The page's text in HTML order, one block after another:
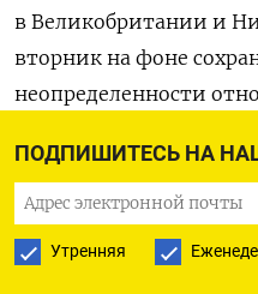
ПОДПИШИТЕСЬ НА
Утренняя
в Великобритании и
вторник на фоне
неопределенности
на судоходство через
Фронт-фьючерс на газ
к 12:21 МСК вырос ​на